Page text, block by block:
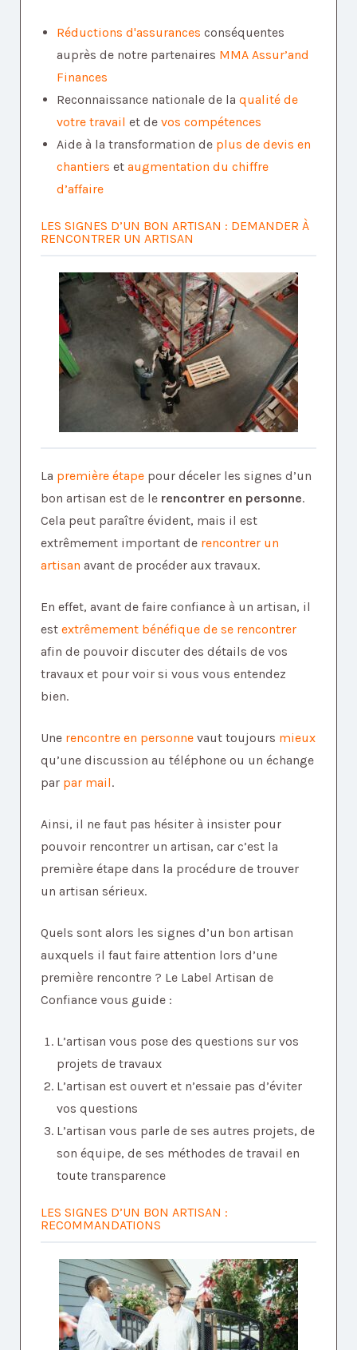
Réductions d'assurances conséquentes
auprès de notre partenaires MMA Assur’and
Finances
Reconnaissance nationale de la qualité de
votre travail et de vos compétences
Aide à la transformation de plus de devis en
chantiers et augmentation du chiffre
d’affaire
LES SIGNES D’UN BON ARTISAN : DEMANDER À
RENCONTRER UN ARTISAN
La première étape pour déceler les signes d’un
bon artisan est de le rencontrer en personne.
Cela peut paraître évident, mais il est
extrêmement important de rencontrer un
artisan avant de procéder aux travaux.
En effet, avant de faire confiance à un artisan, il
est extrêmement bénéfique de se rencontrer
afin de pouvoir discuter des détails de vos
travaux et pour voir si vous vous entendez
bien.
Une rencontre en personne vaut toujours mieux
qu’une discussion au téléphone ou un échange
par par mail.
Ainsi, il ne faut pas hésiter à insister pour
pouvoir rencontrer un artisan, car c’est la
première étape dans la procédure de trouver
un artisan sérieux.
Quels sont alors les signes d’un bon artisan
auxquels il faut faire attention lors d’une
première rencontre ? Le Label Artisan de
Confiance vous guide :
L’artisan vous pose des questions sur vos
projets de travaux
L’artisan est ouvert et n’essaie pas d’éviter
vos questions
L’artisan vous parle de ses autres projets, de
son équipe, de ses méthodes de travail en
toute transparence
LES SIGNES D’UN BON ARTISAN :
RECOMMANDATIONS